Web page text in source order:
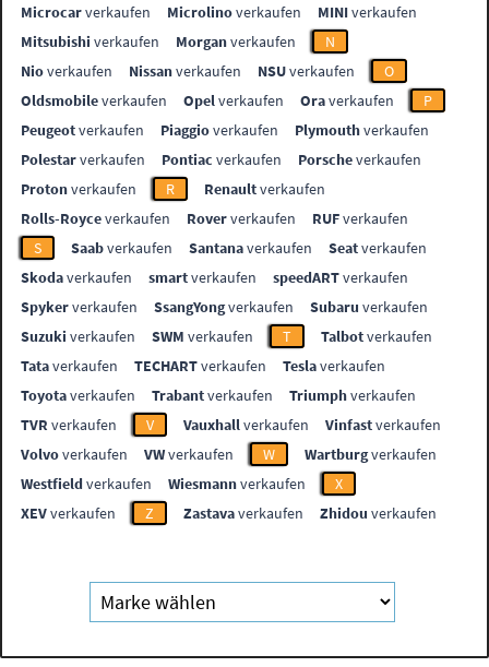
Microcarverkaufen Microlinoverkaufen MINIverkaufen
Mitsubishi verkaufen Morganverkaufen
N
Nioverkaufen Nissanverkaufen NSUverkaufen
O
Oldsmobileverkaufen Opelverkaufen Oraverkaufen
P
Peugeotverkaufen Piaggioverkaufen Plymouthverkaufen
Polestarverkaufen Pontiac verkaufen Porscheverkaufen
Protonverkaufen R Renaultverkaufen
Rolls-Royceverkaufen Roververkaufen RUFverkaufen
S
Saabverkaufen Santanaverkaufen Seatverkaufen
Skodaverkaufen smartverkaufen speedARTverkaufen
Spykerverkaufen SsangYongverkaufen Subaru verkaufen
Suzuki verkaufen SWM verkaufen T Talbotverkaufen
Tataverkaufen TECHARTverkaufen Teslaverkaufen
Toyotaverkaufen Trabantverkaufen Triumphverkaufen
TVR verkaufen V Vauxhallverkaufen Vinfastverkaufen
Volvoverkaufen VWverkaufen W Wartburgverkaufen
Westfieldverkaufen Wiesmannverkaufen
X
XEVverkaufen Z Zastavaverkaufen Zhidou verkaufen